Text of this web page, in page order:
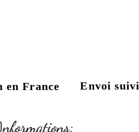
en France Envoi suivi
nformations: